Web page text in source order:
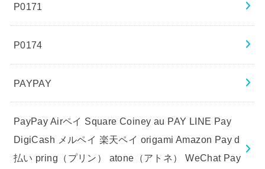
P0171
P0174
PAYPAY
PayPay Airペイ Square Coiney au PAY LINE Pay
DigiCash メルペイ 楽天ペイ origami Amazon Pay d
払い pring（プリン） atone（アトネ） WeChat Pay